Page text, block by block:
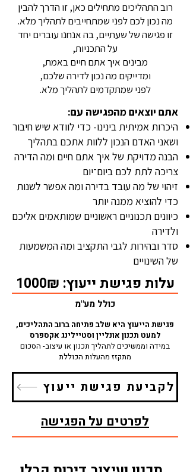
רוב התהליכים מתחילים כאן, זו הדרך להבין
מה נכון לכם לפני שמתחייבים לתהליך מלא.
זו פגישה של שעתיים, בה אנחנו עוברים יחד
על התכניות,
מבינים איך אתם חיים באמת,
ומדייקים מה נכון לדירה שלכם,
לפני שמתקדמים לתהליך מלא.
אתם יוצאים מהפגישה עם:
היכרות אמיתית בינינו- כדי לוודא שיש חיבור
ושאני האדם הנכון ללוות אתכם בתהליך
הבנה מדויקת של איך אתם חיים ומה הדירה
צריכה לתת לכם ביום־יום
זיהוי של מה עובד בדירה ומה אפשר לשנות
כדי להוציא ממנה יותר
כיוונים תכנוניים ראשוניים שמותאמים אליכם
ולדירה
סדר ובהירות לגבי התקציב ומה המשמעות
של השינויים
עלות פגישת ייעוץ: 1000₪
כולל מע"מ
פגישת הייעוץ היא שלב פתיחה ברוב התהליכים,
למעט תכנון אונליין וסטיילינג אקספרס
במידה וממשיכים לתהליך תכנון או עיצוב- הסכום
מתקזז מהעלות הכוללת
לקביעת פגישת ייעוץ
לפרטים על הפגישה